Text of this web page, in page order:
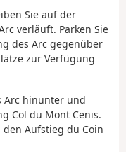
Sie auf der
verläuft. Parken Sie
des Arc gegenüber
zur Verfügung
Arc hinunter und
Col du Mont Cenis.
Aufstieg du Coin